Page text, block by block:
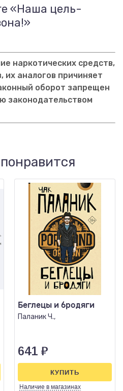
«Наша цель-
наркотических средств,
их аналогов причиняет
оборот запрещен
законодательством
Беглецы и бродяги
Паланик Ч.,
641 ₽
Наличие в магазинах
КУПИТЬ